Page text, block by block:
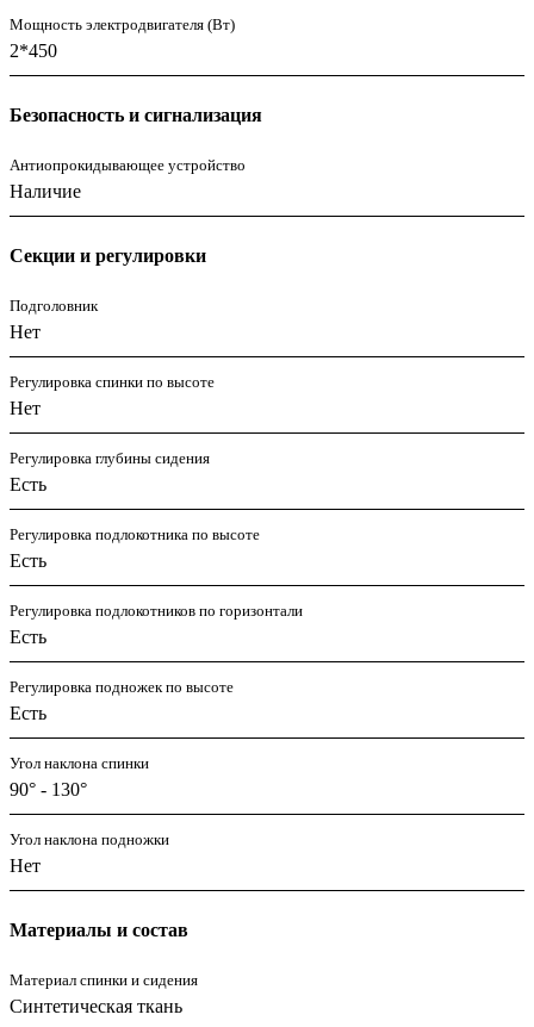
Мощность электродвигателя (Вт)
2*450
Безопасность и сигнализация
Антиопрокидывающее устройство
Наличие
Секции и регулировки
Подголовник
Нет
Регулировка спинки по высоте
Нет
Регулировка глубины сидения
Есть
Регулировка подлокотника по высоте
Есть
Регулировка подлокотников по горизонтали
Есть
Регулировка подножек по высоте
Есть
Угол наклона спинки
90° - 130°
Угол наклона подножки
Нет
Материалы и состав
Материал спинки и сидения
Синтетическая ткань